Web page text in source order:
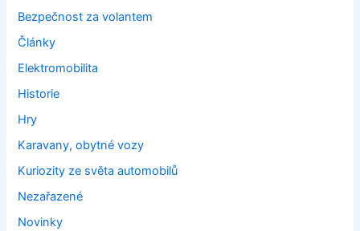
Bezpečnost za volantem
Články
Elektromobilita
Historie
Hry
Karavany, obytné vozy
Kuriozity ze světa automobilů
Nezařazené
Novinky